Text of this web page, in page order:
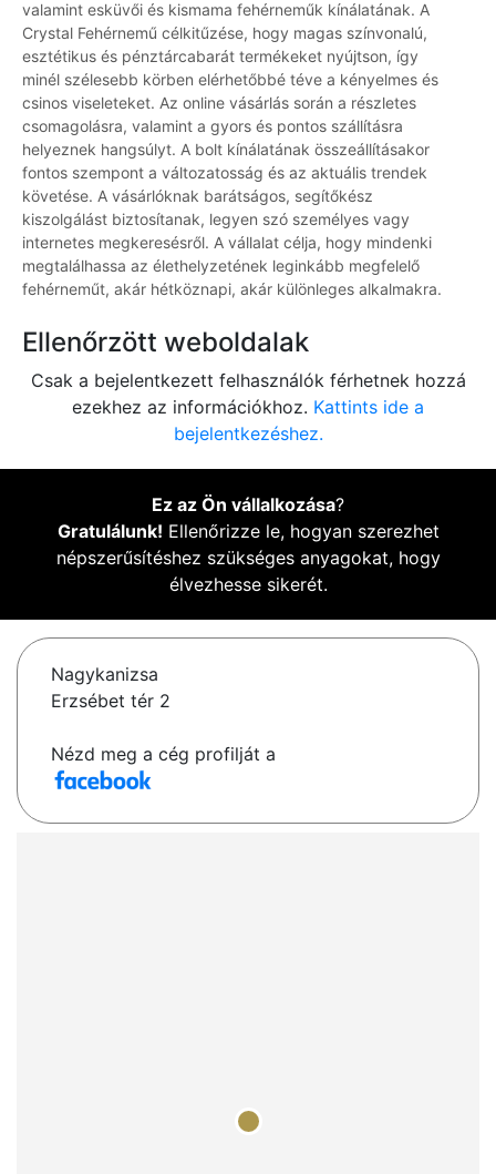
valamint esküvői és kismama fehérneműk kínálatának. A
Crystal Fehérnemű célkitűzése, hogy magas színvonalú,
esztétikus és pénztárcabarát termékeket nyújtson, így
minél szélesebb körben elérhetőbbé téve a kényelmes és
csinos viseleteket. Az online vásárlás során a részletes
csomagolásra, valamint a gyors és pontos szállításra
helyeznek hangsúlyt. A bolt kínálatának összeállításakor
fontos szempont a változatosság és az aktuális trendek
követése. A vásárlóknak barátságos, segítőkész
kiszolgálást biztosítanak, legyen szó személyes vagy
internetes megkeresésről. A vállalat célja, hogy mindenki
megtalálhassa az élethelyzetének leginkább megfelelő
fehérneműt, akár hétköznapi, akár különleges alkalmakra.
Ellenőrzött weboldalak
Csak a bejelentkezett felhasználók férhetnek hozzá
ezekhez az információkhoz. Kattints ide a
bejelentkezéshez.
Ez az Ön vállalkozása?
Gratulálunk! Ellenőrizze le, hogyan szerezhet
népszerűsítéshez szükséges anyagokat, hogy
élvezhesse sikerét.
Nagykanizsa
Erzsébet tér 2
Nézd meg a cég profilját a